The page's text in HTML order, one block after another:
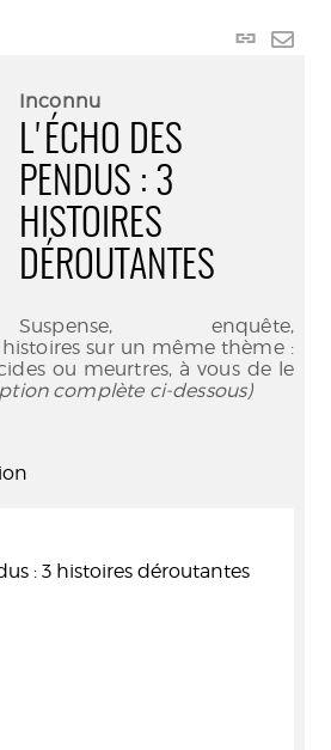
Lien
Inconnu
L'ÉCHO DES
PENDUS : 3
HISTOIRES
DÉROUTANTES
Suspense, enquête,
histoires sur un même thème :
ou meurtres, à vous de le
complète ci-dessous)
: 3 histoires déroutantes